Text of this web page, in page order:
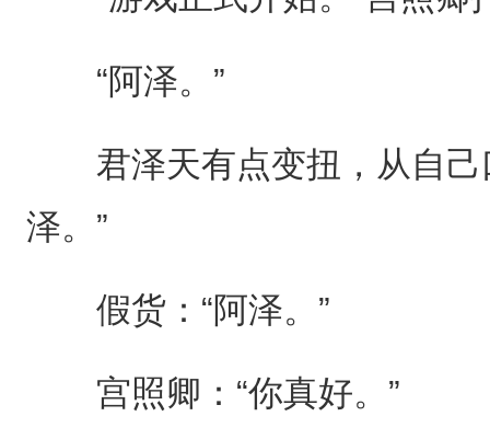
“阿泽。”
君泽天有点变扭，从自己
泽。”
假货：“阿泽。”
宫照卿：“你真好。”